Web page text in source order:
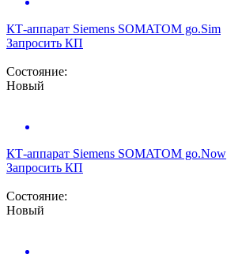
КТ-аппарат Siemens SOMATOM go.Sim
Запросить КП
Состояние:
Новый
КТ-аппарат Siemens SOMATOM go.Now
Запросить КП
Состояние:
Новый